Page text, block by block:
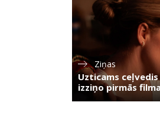
Ziņas
Uzticams ceļvedis
izziņo pirmās